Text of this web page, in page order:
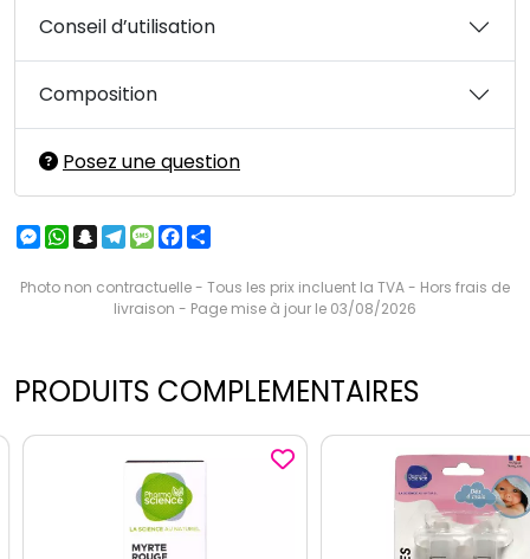
Conseil d’utilisation
Composition
Posez une question
Messenger
WhatsApp
Snapchat
Telegram
MessageFacebook
Photo non contractuelle - Tous les prix incluent la TVA - Hors frais de
livraison - Page mise à jour le 03/08/2026
PRODUITS COMPLEMENTAIRES